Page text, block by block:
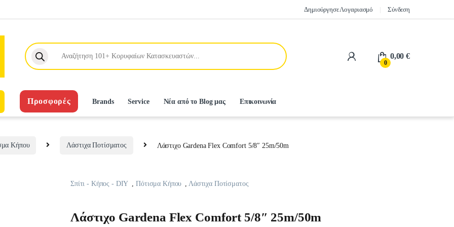
Δημιούργησε Λογαριασμό Σύνδεση
Products search
0
0,00€
Προσφορές Brands Service Νέα από το Blog μας Επικοινωνία
Κήπου Λάστιχα Ποτίσματος Λάστιχο Gardena Flex Comfort 5/8″ 25m/50m
Σπίτι - Κήπος - DIY ,Πότισμα Κήπου , Λάστιχα Ποτίσματος
Λάστιχο Gardena Flex Comfort 5/8″ 25m/50m